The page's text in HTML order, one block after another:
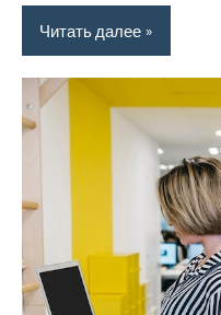
Читать далее